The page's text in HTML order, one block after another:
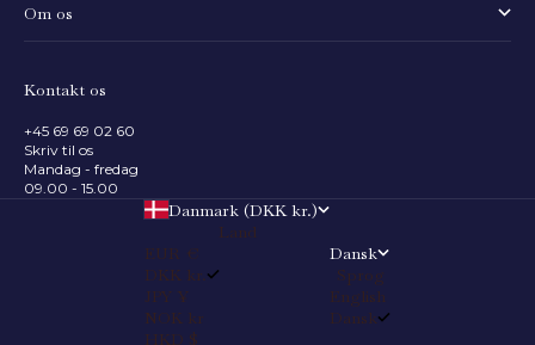
Om os
Kontakt os
+45 69 69 02 60
Skriv til os
Mandag - fredag
09.00 - 15.00
Danmark (DKK kr.)
Land
EUR €
DKK kr.
JPY ¥
NOK kr
HKD $
Dansk
Sprog
English
Dansk